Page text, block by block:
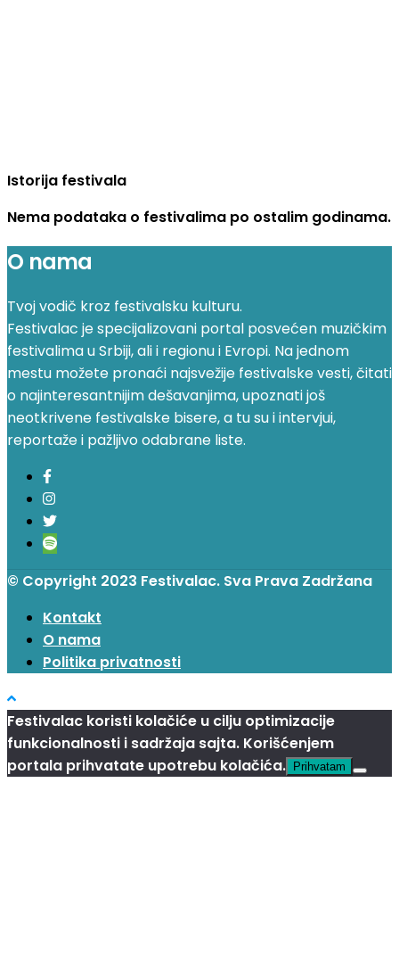
Istorija festivala
Nema podataka o festivalima po ostalim godinama.
O nama
Tvoj vodič kroz festivalsku kulturu.
Festivalac je specijalizovani portal posvećen muzičkim
festivalima u Srbiji, ali i regionu i Evropi. Na jednom
mestu možete pronaći najsvežije festivalske vesti, čitati
o najinteresantnijim dešavanjima, upoznati još
neotkrivene festivalske bisere, a tu su i intervjui,
reportaže i pažljivo odabrane liste.
© Copyright 2023 Festivalac. Sva Prava Zadržana
Kontakt
O nama
Politika privatnosti
Festivalac koristi kolačiće u cilju optimizacije
funkcionalnosti i sadržaja sajta. Korišćenjem
portala prihvatate upotrebu kolačića. Prihvatam